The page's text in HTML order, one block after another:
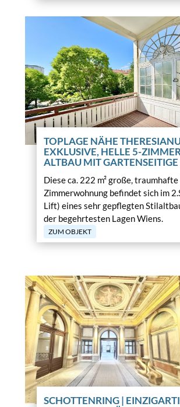
TOPLAGE NÄHE
EXKLUSIVE, HELLE 5-
ALTBAU MIT GARTENSEITIGE
Diese ca. 222 m² große, traumhafte
Zimmerwohnung befindet sich im
Lift) eines sehr gepflegten
der begehrtesten Lagen Wiens.
ZUM OBJEKT
SCHOTTENRING |